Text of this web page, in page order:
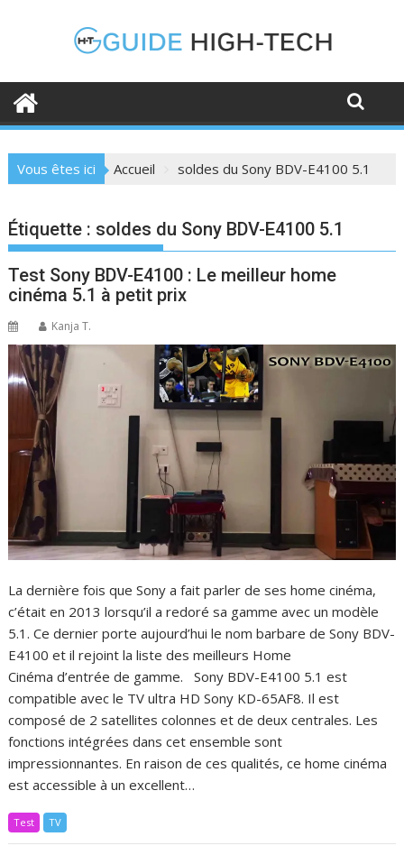
Vous êtes ici Accueil soldes du Sony BDV-E4100 5.1
Étiquette : soldes du Sony BDV-E4100 5.1
Test Sony BDV-E4100 : Le meilleur home
cinéma 5.1 à petit prix
Kanja T.
La dernière fois que Sony a fait parler de ses home cinéma,
c’était en 2013 lorsqu’il a redoré sa gamme avec un modèle
5.1. Ce dernier porte aujourd’hui le nom barbare de Sony BDV-
E4100 et il rejoint la liste des meilleurs Home
Cinéma d’entrée de gamme. Sony BDV-E4100 5.1 est
compatible avec le TV ultra HD Sony KD-65AF8. Il est
composé de 2 satellites colonnes et de deux centrales. Les
fonctions intégrées dans cet ensemble sont
impressionnantes. En raison de ces qualités, ce home cinéma
est accessible à un excellent…
Test TV